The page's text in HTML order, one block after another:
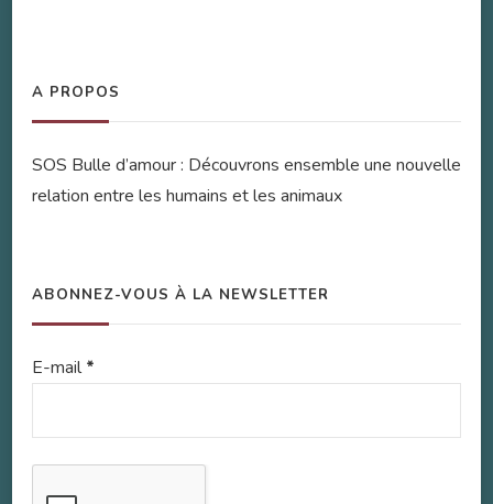
A PROPOS
SOS Bulle d’amour : Découvrons ensemble une nouvelle
relation entre les humains et les animaux
ABONNEZ-VOUS À LA NEWSLETTER
E-mail*